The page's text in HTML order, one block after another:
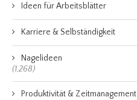
Ideen für Arbeitsblätter
Karriere & Selbständigkeit
Nagelideen
(1,268)
Produktivität & Zeitmanagement